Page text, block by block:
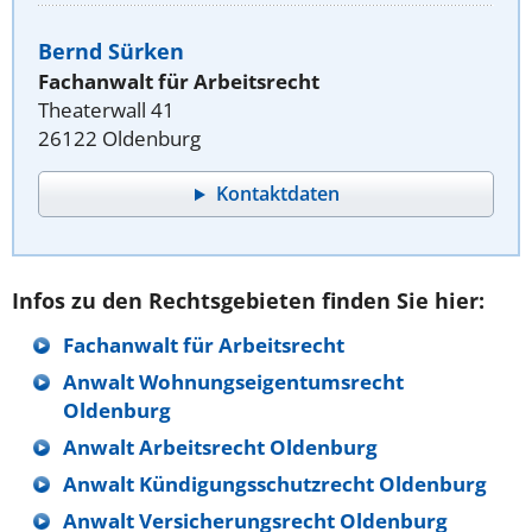
Bernd Sürken
Fachanwalt für Arbeitsrecht
Theaterwall 41
26122 Oldenburg
Kontaktdaten
Infos zu den Rechtsgebieten finden Sie hier:
Fachanwalt für Arbeitsrecht
Anwalt Wohnungseigentumsrecht
Oldenburg
Anwalt Arbeitsrecht Oldenburg
Anwalt Kündigungsschutzrecht Oldenburg
Anwalt Versicherungsrecht Oldenburg